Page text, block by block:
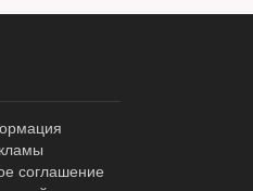
соглашение